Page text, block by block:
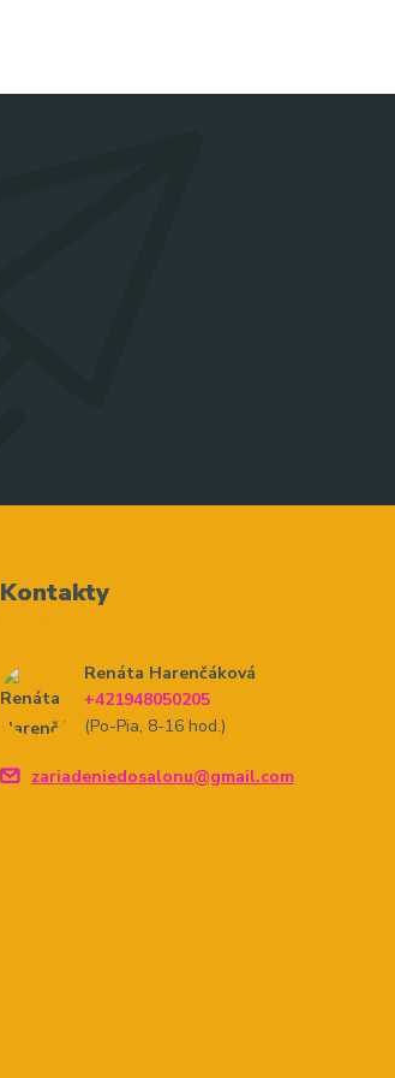
Kontakty
Renáta Harenčáková
+421948050205
(Po-Pia, 8-16 hod.)
zariadeniedosalonu@gmail.com